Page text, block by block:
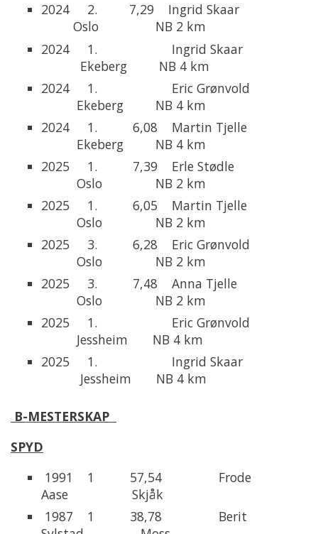
2024 2. 7,29 Ingrid Skaar
Oslo NB 2 km
2024 1. Ingrid Skaar
Ekeberg NB 4 km
2024 1. Eric Grønvold
Ekeberg NB 4 km
2024 1. 6,08 Martin Tjelle
Ekeberg NB 4 km
2025 1. 7,39 Erle Stødle
Oslo NB 2 km
2025 1. 6,05 Martin Tjelle
Oslo NB 2 km
2025 3. 6,28 Eric Grønvold
Oslo NB 2 km
2025 3. 7,48 Anna Tjelle
Oslo NB 2 km
2025 1. Eric Grønvold
Jessheim NB 4 km
2025 1. Ingrid Skaar
Jessheim NB 4 km
B-MESTERSKAP
SPYD
1991 1 57,54 Frode
Aase Skjåk
1987 1 38,78 Berit